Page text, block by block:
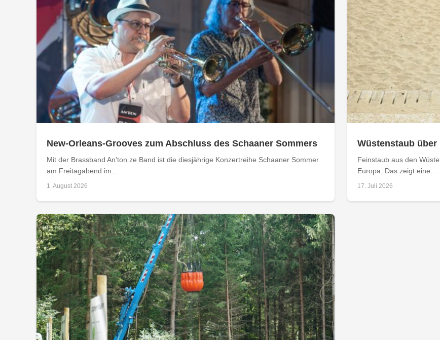
New-Orleans-Grooves zum Abschluss des Schaaner Sommers
Mit der Brassband An’ton ze Band ist die diesjährige Konzertreihe Schaaner Sommer
am Freitagabend im...
1. August 2026
Wüstenstaub
Feinstaub aus den
Europa. Das zeigt eine...
17. Juli 2026